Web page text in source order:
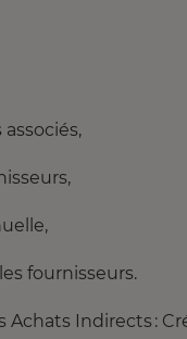
fournisseurs.
Indirects :